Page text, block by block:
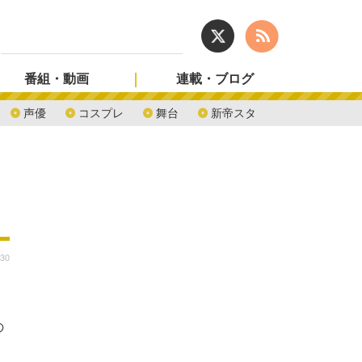
声優 コスプレ 舞台 新帝スタ
番組・動画 連載・ブログ